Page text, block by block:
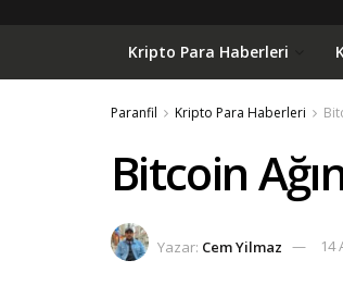
Kripto Para Haberleri
Paranfil Kripto Para Haberleri
Bitcoin
Yazar: Cem Yilmaz 14